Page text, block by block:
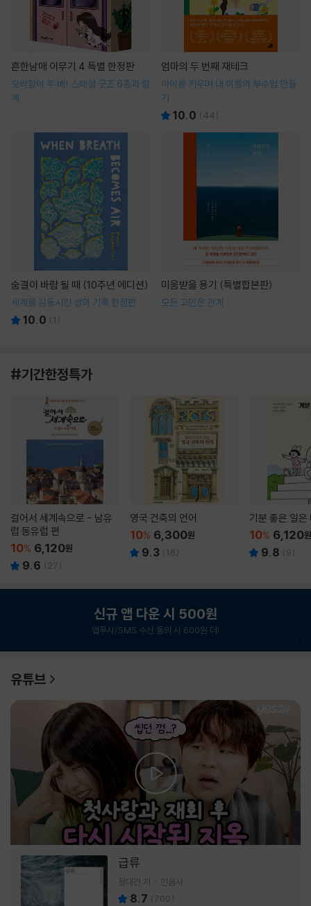
흔한남매 이무기 4 특별 한정판
오싹함이 두 배! 스페셜 굿즈 6종과 함
께
엄마의 두 번째 재테크
아이를 키우며 내 이름의 부수입 만들
기
10.0 (44)
숨결이 바람 될 때 (10주년 에디션)
세계를 감동시킨 생의 기록 한정판
10.0 (1 )
미움받을 용기 (특별합본판)
모든 고민은 관계
#기간한정특가
걸어서 세계속으로 - 남유
럽 동유럽 편
10% 6,120원
9.6 ( 27)
영국 건축의 언어
10% 6,300원
9.3 (16)
기분 좋은 일은
10% 6,120원
9.8 (9)
신규 앱 다운 시 500원
앱푸시/SMS 수신 동의 시 600원 더!
유튜브
급류
정대건 저 민음사
8.7 (700)